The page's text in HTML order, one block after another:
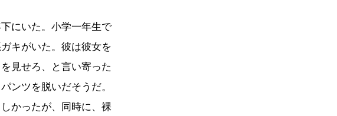
にいた。小学一年生で
キがいた。彼は彼女を
見せろ、と言い寄った
ンツを脱いだそうだ。
かったが、同時に、裸